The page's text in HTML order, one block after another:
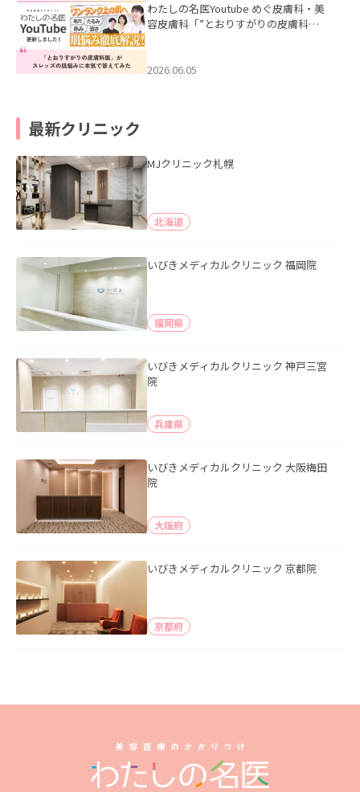
わたしの名医Youtube めぐ皮膚科・美
容皮膚科「”とおりすがりの皮膚科
2026.06.05
最新クリニック
MJクリニック札幌
北海道
いびきメディカルクリニック 福岡院
福岡県
いびきメディカルクリニック 神戸三宮
院
兵庫県
いびきメディカルクリニック 大阪梅田
院
大阪府
いびきメディカルクリニック 京都院
京都府